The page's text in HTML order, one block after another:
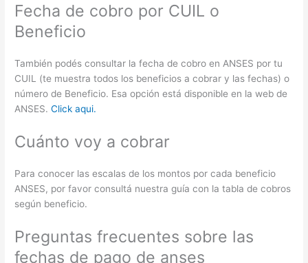
Fecha de cobro por CUIL o
Beneficio
También podés consultar la fecha de cobro en ANSES por tu
CUIL (te muestra todos los beneficios a cobrar y las fechas) o
número de Beneficio. Esa opción está disponible en la web de
ANSES.Click aqui.
Cuánto voy a cobrar
Para conocer las escalas de los montos por cada beneficio
ANSES, por favor consultá nuestra guía con la tabla de cobros
según beneficio.
Preguntas frecuentes sobre las
fechas de pago de anses